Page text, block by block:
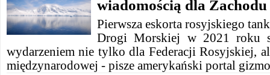
wiadomością dla Zachodu
Pierwsza eskorta rosyjskiego
Drogi Morskiej w 2021 roku
wydarzeniem nie tylko dla Federacji Rosyjskiej,
międzynarodowej - pisze amerykański portal